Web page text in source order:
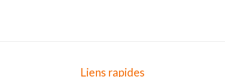
Liens rapides